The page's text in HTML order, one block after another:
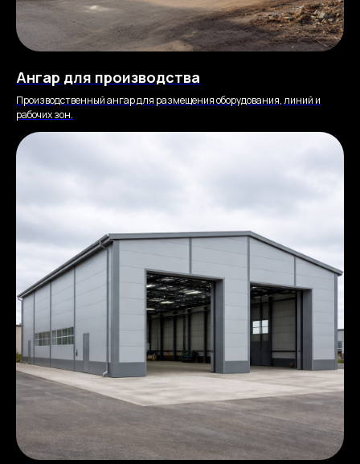
Ангар для производства
Производственный ангар для размещения оборудования, линий и
рабочих зон.